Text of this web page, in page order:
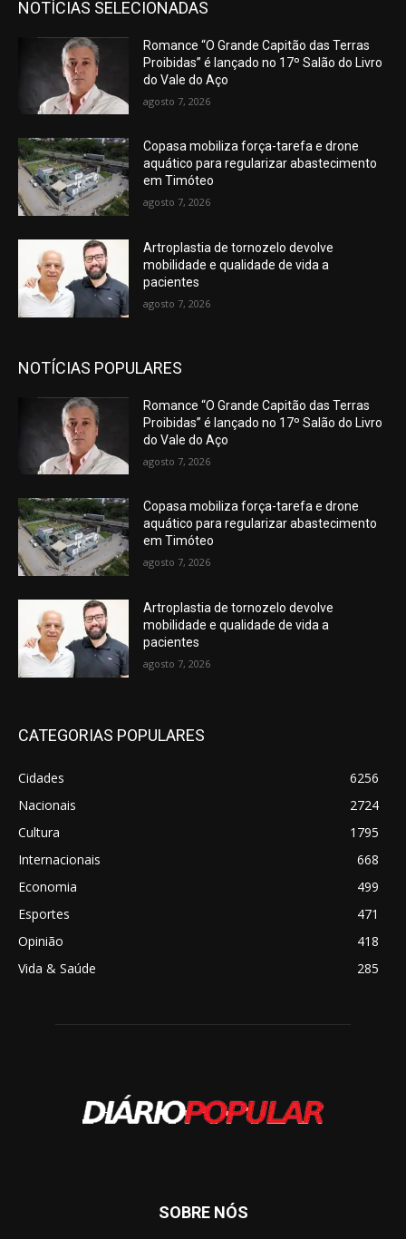
NOTÍCIAS SELECIONADAS
Romance “O Grande Capitão das Terras
Proibidas” é lançado no 17º Salão do Livro
do Vale do Aço
agosto 7, 2026
Copasa mobiliza força-tarefa e drone
aquático para regularizar abastecimento
em Timóteo
agosto 7, 2026
Artroplastia de tornozelo devolve
mobilidade e qualidade de vida a
pacientes
agosto 7, 2026
NOTÍCIAS POPULARES
Romance “O Grande Capitão das Terras
Proibidas” é lançado no 17º Salão do Livro
do Vale do Aço
agosto 7, 2026
Copasa mobiliza força-tarefa e drone
aquático para regularizar abastecimento
em Timóteo
agosto 7, 2026
Artroplastia de tornozelo devolve
mobilidade e qualidade de vida a
pacientes
agosto 7, 2026
CATEGORIAS POPULARES
Cidades
6256
Nacionais
2724
Cultura
1795
Internacionais
668
Economia
499
Esportes
471
Opinião
418
Vida & Saúde
285
SOBRE NÓS